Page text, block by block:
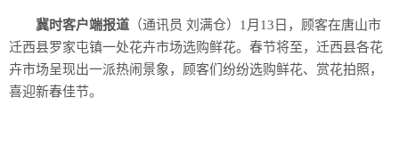
冀时客户端报道 （通讯员 刘满仓）1月13日，顾客在唐山市
迁西县罗家屯镇一处花卉市场选购鲜花。春节将至，迁西县各花
卉市场呈现出一派热闹景象，顾客们纷纷选购鲜花、赏花拍照，
喜迎新春佳节。